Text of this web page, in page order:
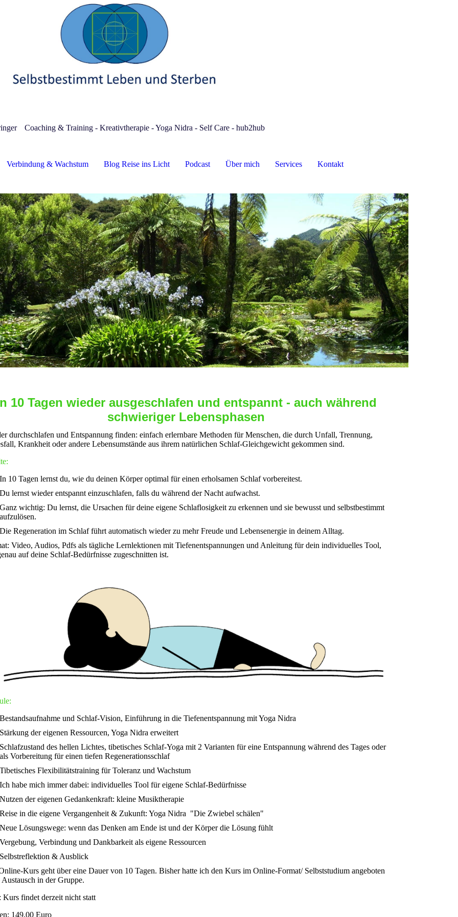
Coaching & Training - Kreativtherapie - Yoga Nidra - Self Care - hub2hub
Verbindung & Wachstum Blog Reise ins Licht Podcast Über mich Services Kontakt
10 Tagen wieder ausgeschlafen und entspannt - auch während
schwieriger Lebensphasen
durchschlafen und Entspannung finden: einfach erlernbare Methoden für Menschen, die durch Unfall, Trennung,
Krankheit oder andere Lebensumstände aus ihrem natürlichen Schlaf-Gleichgewicht gekommen sind.
In 10 Tagen lernst du, wie du deinen Körper optimal für einen erholsamen Schlaf vorbereitest.
Du lernst wieder entspannt einzuschlafen, falls du während der Nacht aufwachst.
Ganz wichtig: Du lernst, die Ursachen für deine eigene Schlaflosigkeit zu erkennen und sie bewusst und selbstbestimmt
aufzulösen.
Die Regeneration im Schlaf führt automatisch wieder zu mehr Freude und Lebensenergie in deinem Alltag.
Video, Audios, Pdfs als tägliche Lernlektionen mit Tiefenentspannungen und Anleitung für dein individuelles Tool,
auf deine Schlaf-Bedürfnisse zugeschnitten ist.
Bestandsaufnahme und Schlaf-Vision, Einführung in die Tiefenentspannung mit Yoga Nidra
Stärkung der eigenen Ressourcen, Yoga Nidra erweitert
Schlafzustand des hellen Lichtes, tibetisches Schlaf-Yoga mit 2 Varianten für eine Entspannung während des Tages oder
als Vorbereitung für einen tiefen Regenerationsschlaf
Tibetisches Flexibilitätstraining für Toleranz und Wachstum
Ich habe mich immer dabei: individuelles Tool für eigene Schlaf-Bedürfnisse
Nutzen der eigenen Gedankenkraft: kleine Musiktherapie
Reise in die eigene Vergangenheit & Zukunft: Yoga Nidra "Die Zwiebel schälen"
Neue Lösungswege: wenn das Denken am Ende ist und der Körper die Lösung fühlt
Vergebung, Verbindung und Dankbarkeit als eigene Ressourcen
Selbstreflektion & Ausblick
Kurs geht über eine Dauer von 10 Tagen. Bisher hatte ich den Kurs im Online-Format/ Selbststudium angeboten
Austausch in der Gruppe.
Kurs findet derzeit nicht statt
149,00 Euro